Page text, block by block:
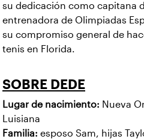
su dedicación como capitana
entrenadora de Olimpiadas
su compromiso general de
tenis en Florida.
SOBRE DEDE
Lugar de nacimiento: Nueva
Luisiana
Familia: esposo Sam, hijas